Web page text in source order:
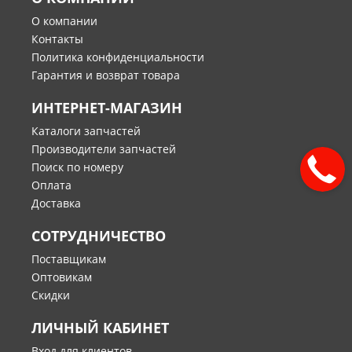
О компании
Контакты
Политика конфиденциальности
Гарантия и возврат товара
ИНТЕРНЕТ-МАГАЗИН
Каталоги запчастей
Производители запчастей
Поиск по номеру
Оплата
Доставка
СОТРУДНИЧЕСТВО
Поставщикам
Оптовикам
Скидки
ЛИЧНЫЙ КАБИНЕТ